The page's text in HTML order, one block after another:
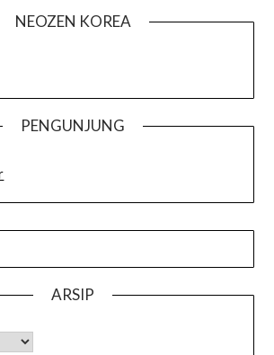
NEOZEN KOREA
PENGUNJUNG
ARSIP